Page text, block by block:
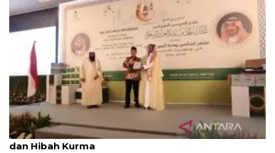
Arab Saudi kembali luncurkan Program Buka Puasa
dan Hibah Kurma